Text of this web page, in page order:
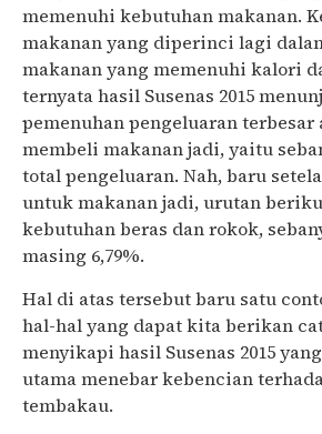
memenuhi kebutuhan makanan.
makanan yang diperinci lagi
makanan yang memenuhi kalori
ternyata hasil Susenas 2015
pemenuhan pengeluaran terbesar
membeli makanan jadi, yaitu
total pengeluaran. Nah, baru
untuk makanan jadi, urutan
kebutuhan beras dan rokok,
masing 6,79%.
Hal di atas tersebut baru satu
hal-hal yang dapat kita berikan
menyikapi hasil Susenas 2015
utama menebar kebencian
tembakau.